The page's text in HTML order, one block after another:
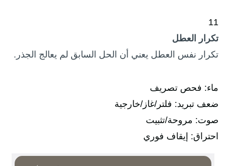
11
تكرار العطل
تكرار نفس العطل يعني أن الحل السابق لم يعالج الجذر.
ماء: فحص تصريف
ضعف تبريد: فلتر/غاز/خارجية
صوت: مروحة/تثبيت
احتراق: إيقاف فوري